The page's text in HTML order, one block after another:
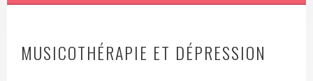
MUSICOTHÉRAPIE ET DÉPRESSION